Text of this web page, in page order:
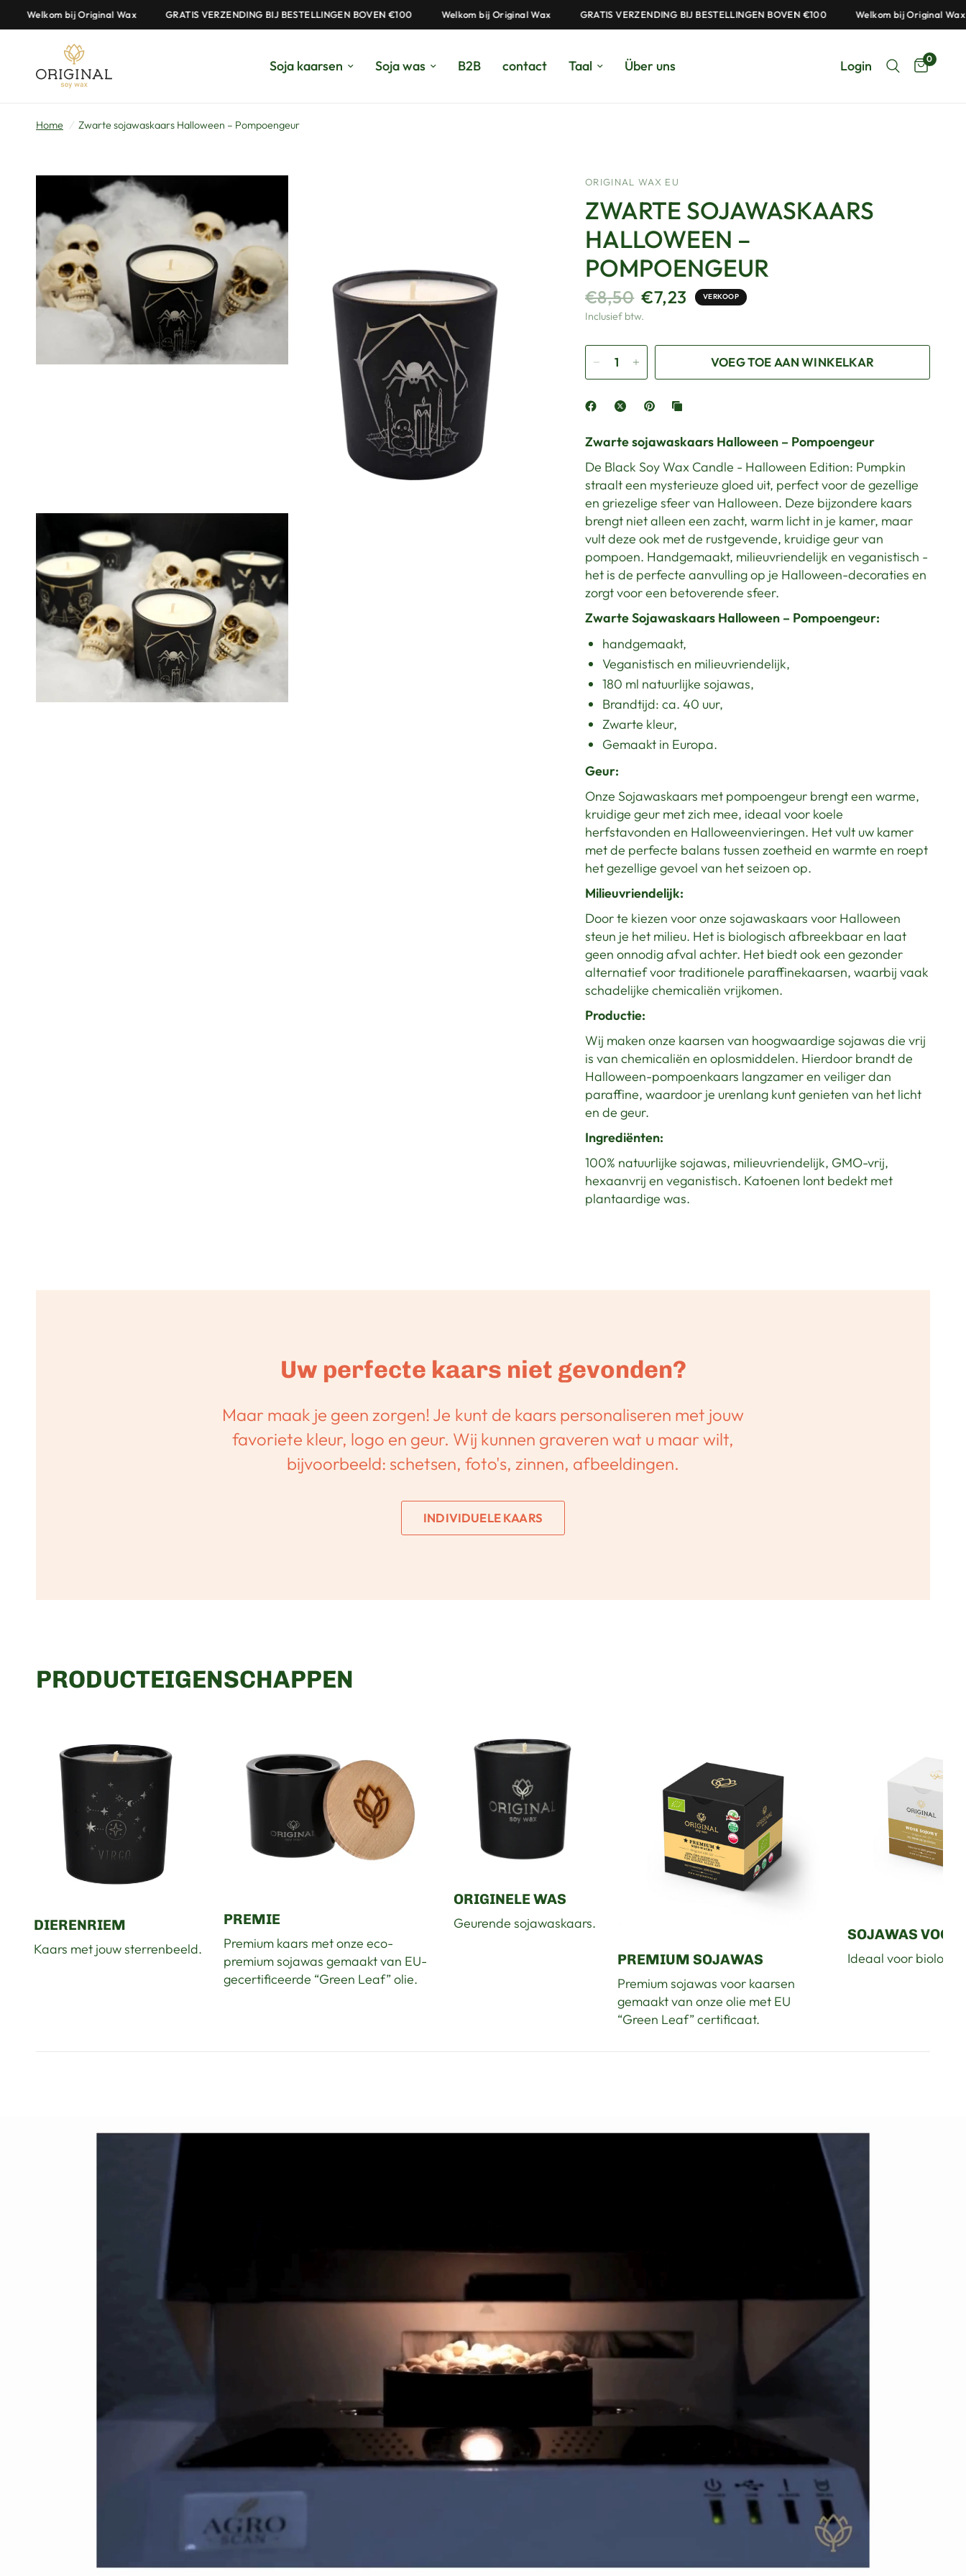
bij Original Wax GRATIS VERZENDING BIJ BESTELLINGEN BOVEN €100 Welkom bij Original Wax GRATIS VERZENDING BIJ BESTELLINGEN BOVEN €100 Welkom bij Original Wax
Soja kaarsen Soja was B2B contact Taal Über uns Login 0
Home / Zwarte sojawaskaars Halloween – Pompoengeur
ORIGINAL WAX EU
ZWARTE SOJAWASKAARS
HALLOWEEN –
POMPOENGEUR
€8,50 €7,23 VERKOOP
Inclusief btw.
VOEG TOE AAN WINKELKAR
Zwarte sojawaskaars Halloween – Pompoengeur
De Black Soy Wax Candle - Halloween Edition: Pumpkin
straalt een mysterieuze gloed uit, perfect voor de gezellige
en griezelige sfeer van Halloween. Deze bijzondere kaars
brengt niet alleen een zacht, warm licht in je kamer, maar
vult deze ook met de rustgevende, kruidige geur van
pompoen. Handgemaakt, milieuvriendelijk en veganistisch -
het is de perfecte aanvulling op je Halloween-decoraties en
zorgt voor een betoverende sfeer.
Zwarte Sojawaskaars Halloween – Pompoengeur:
handgemaakt,
Veganistisch en milieuvriendelijk,
180 ml natuurlijke sojawas,
Brandtijd: ca. 40 uur,
Zwarte kleur,
Gemaakt in Europa.
Geur:
Onze Sojawaskaars met pompoengeur brengt een warme,
kruidige geur met zich mee, ideaal voor koele
herfstavonden en Halloweenvieringen. Het vult uw kamer
met de perfecte balans tussen zoetheid en warmte en roept
het gezellige gevoel van het seizoen op.
Milieuvriendelijk:
Door te kiezen voor onze sojawaskaars voor Halloween
steun je het milieu. Het is biologisch afbreekbaar en laat
geen onnodig afval achter. Het biedt ook een gezonder
alternatief voor traditionele paraffinekaarsen, waarbij vaak
schadelijke chemicaliën vrijkomen.
Productie:
Wij maken onze kaarsen van hoogwaardige sojawas die vrij
is van chemicaliën en oplosmiddelen. Hierdoor brandt de
Halloween-pompoenkaars langzamer en veiliger dan
paraffine, waardoor je urenlang kunt genieten van het licht
en de geur.
Ingrediënten:
100% natuurlijke sojawas, milieuvriendelijk, GMO-vrij,
hexaanvrij en veganistisch. Katoenen lont bedekt met
plantaardige was.
Uw perfecte kaars niet gevonden?
Maar maak je geen zorgen! Je kunt de kaars personaliseren met jouw
favoriete kleur, logo en geur. Wij kunnen graveren wat u maar wilt,
bijvoorbeeld: schetsen, foto's, zinnen, afbeeldingen.
INDIVIDUELE KAARS
PRODUCTEIGENSCHAPPEN
DIERENRIEM
Kaars met jouw sterrenbeeld.
PREMIE
Premium kaars met onze eco-
premium sojawas gemaakt van EU-
gecertificeerde “Green Leaf” olie.
ORIGINELE WAS
Geurende sojawaskaars.
PREMIUM SOJAWAS
Premium sojawas voor kaarsen
gemaakt van onze olie met EU
“Green Leaf” certificaat.
SOJAWAS VOOR
Ideaal voor
OVERONS